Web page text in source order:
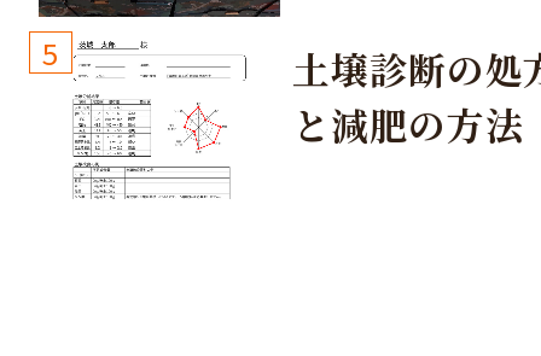
しょう！
5
土壌診断の処
と減肥の方法